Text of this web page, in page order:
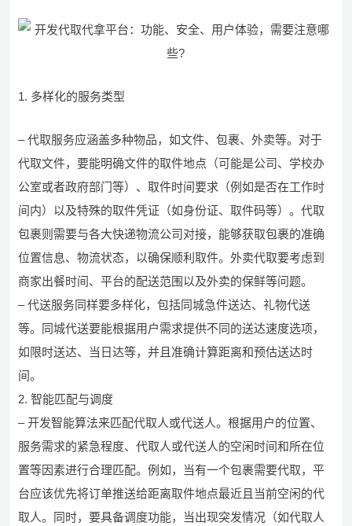
1. 多样化的服务类型
– 代取服务应涵盖多种物品，如文件、包裹、外卖等。对于
代取文件，要能明确文件的取件地点（可能是公司、学校办
公室或者政府部门等）、取件时间要求（例如是否在工作时
间内）以及特殊的取件凭证（如身份证、取件码等）。代取
包裹则需要与各大快递物流公司对接，能够获取包裹的准确
位置信息、物流状态，以确保顺利取件。外卖代取要考虑到
商家出餐时间、平台的配送范围以及外卖的保鲜等问题。
– 代送服务同样要多样化，包括同城急件送达、礼物代送
等。同城代送要能根据用户需求提供不同的送达速度选项，
如限时送达、当日达等，并且准确计算距离和预估送达时
间。
2. 智能匹配与调度
– 开发智能算法来匹配代取人或代送人。根据用户的位置、
服务需求的紧急程度、代取人或代送人的空闲时间和所在位
置等因素进行合理匹配。例如，当有一个包裹需要代取，平
台应该优先将订单推送给距离取件地点最近且当前空闲的代
取人。同时，要具备调度功能，当出现突发情况（如代取人